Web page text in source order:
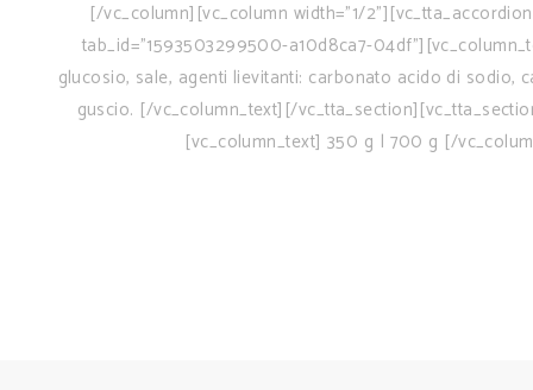
[/vc_column][vc_column width="1/
tab_id="1593503299500-a10d8ca7-
glucosio, sale, agenti lievitanti: carbonato acido di
guscio. [/vc_column_text][/
[vc_column_text] 350 g | 700 g [/